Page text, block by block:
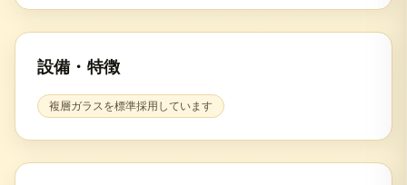
設備・特徴
複層ガラスを標準採用しています